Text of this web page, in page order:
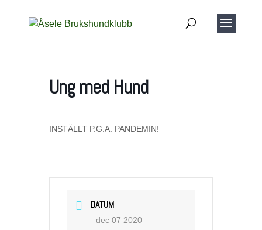
Ung med Hund
INSTÄLLT P.G.A. PANDEMIN!
DATUM
dec 07 2020